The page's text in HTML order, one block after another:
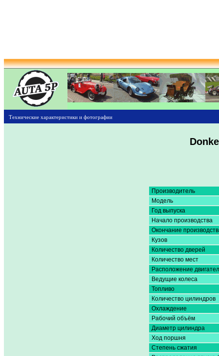
Технические характеристики и фотографии
Производитель
Модель
Год выпуска
Начало производства
Окончание
Кузов
Количество дверей
Количество мест
Расположение
Ведущие колеса
Топливо
Количество цилиндров
Охлаждение
Рабочий объём
Диаметр цилиндра
Ход поршня
Степень сжатия